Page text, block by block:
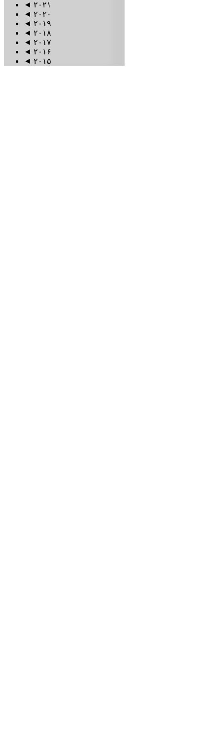
◄ ۲۰۲۱
◄ ۲۰۲۰
◄ ۲۰۱۹
◄ ۲۰۱۸
◄ ۲۰۱۷
◄ ۲۰۱۶
◄ ۲۰۱۵